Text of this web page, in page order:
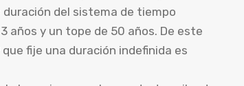
del sistema de tiempo
años y un tope de 50 años. De este
fije una duración indefinida es